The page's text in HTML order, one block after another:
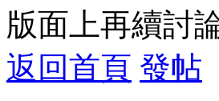
版面上再續討論
返回首頁 發帖